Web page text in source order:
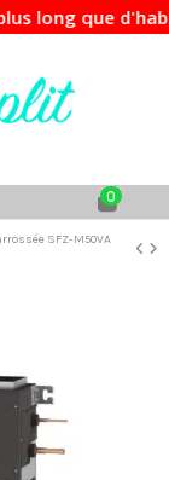
0
SFZ-M50VA